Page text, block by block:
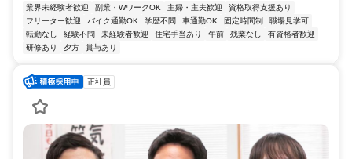
業界未経験者歓迎 副業・WワークOK 主婦・主夫歓迎
資格取得支援あり
フリーター歓迎
バイク通勤OK 学歴不問 車通勤OK 固定時間制
職場見学可
転勤なし
経験不問 未経験者歓迎 住宅手当あり 午前 残業なし
有資格者歓迎
研修あり
夕方 賞与あり
正社員